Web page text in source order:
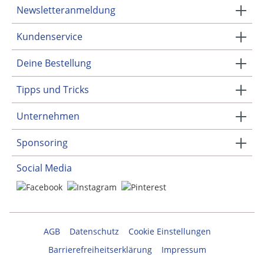
Newsletteranmeldung
Kundenservice
Deine Bestellung
Tipps und Tricks
Unternehmen
Sponsoring
Social Media
AGB Datenschutz
Cookie Einstellungen
Barrierefreiheitserklärung
Impressum